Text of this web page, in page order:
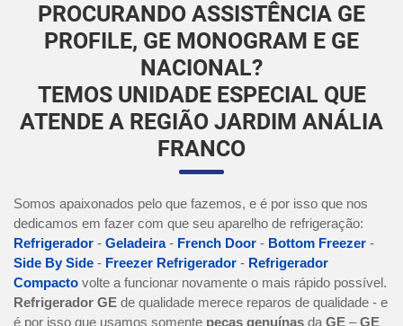
PROCURANDO ASSISTÊNCIA GE
PROFILE, GE MONOGRAM E GE
NACIONAL?
TEMOS UNIDADE ESPECIAL QUE
ATENDE A REGIÃO JARDIM ANÁLIA
FRANCO
Somos apaixonados pelo que fazemos, e é por isso que nos
dedicamos em fazer com que seu aparelho de refrigeração:
Refrigerador - Geladeira- French Door - Bottom Freezer -
Side By Side - Freezer Refrigerador - Refrigerador
Compacto volte a funcionar novamente o mais rápido possível.
Refrigerador GE de qualidade merece reparos de qualidade - e
é por isso que usamos somente peças genuínas da GE –GE